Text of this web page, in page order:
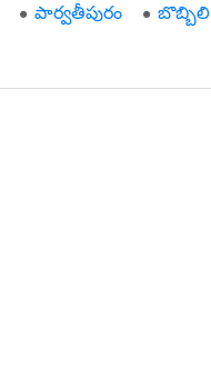
పార్వతీపురం బొబ్బిలి